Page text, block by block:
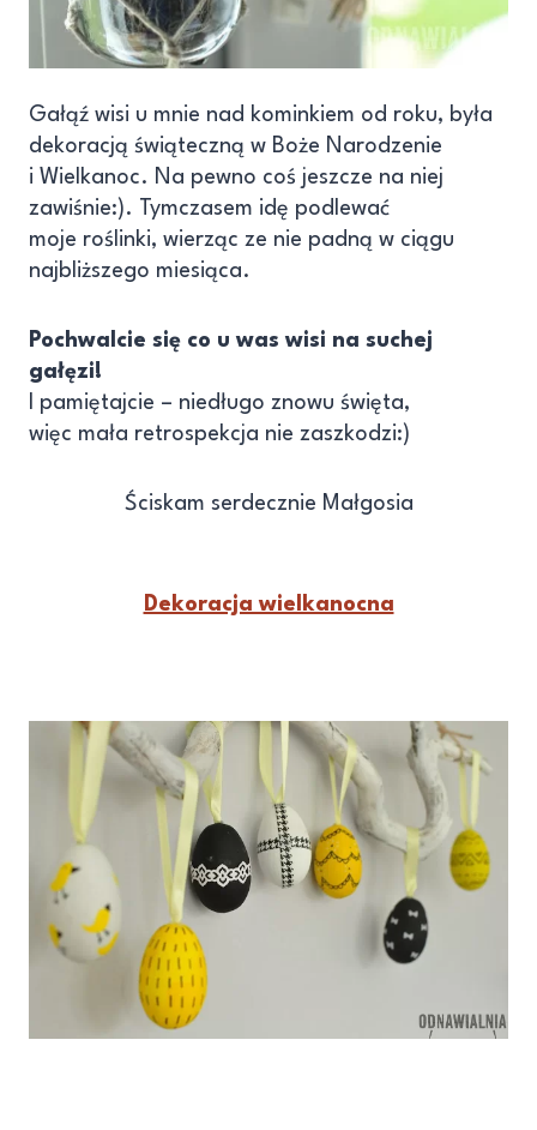
Gałąź wisi u mnie nad kominkiem od roku, była
dekoracją świąteczną w Boże Narodzenie
i Wielkanoc. Na pewno coś jeszcze na niej
zawiśnie:). Tymczasem idę podlewać
moje roślinki, wierząc ze nie padną w ciągu
najbliższego miesiąca.
Pochwalcie się co u was wisi na suchej
gałęzi!
I pamiętajcie – niedługo znowu święta,
więc mała retrospekcja nie zaszkodzi:)
Ściskam serdecznie Małgosia
Dekoracja wielkanocna